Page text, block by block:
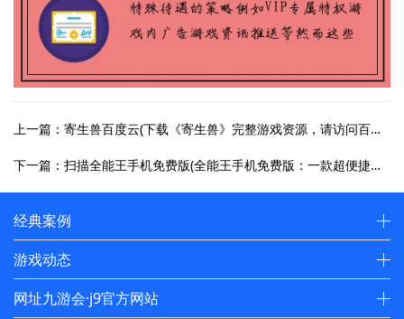
上一篇：寄生兽百度云(下载《寄生兽》完整游戏资源，请访问百度云。)
下一篇：扫描全能王手机免费版(全能王手机免费版：一款超便捷的多功能工具)
经典案例
游戏动态
网址九游会·j9官方网站